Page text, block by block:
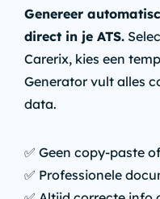
Genereer
direct in je ATS.
Carerix, kies een
Generator vult alles
data.
✅ Geen copy-paste
✅ Professionele